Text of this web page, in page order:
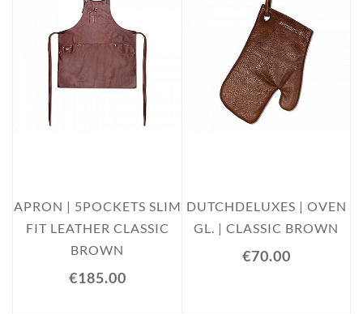
APRON | 5POCKETS SLIM
FIT LEATHER CLASSIC
BROWN
€185.00
DUTCHDELUXES | OVEN
GL. | CLASSIC BROWN
€70.00